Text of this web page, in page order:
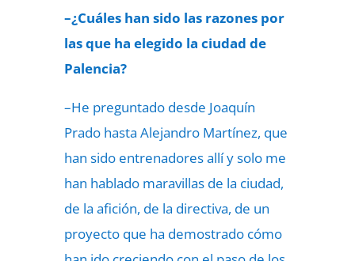
–¿Cuáles han sido las razones por
las que ha elegido la ciudad de
Palencia?
–He preguntado desde Joaquín
Prado hasta Alejandro Martínez, que
han sido entrenadores allí y solo me
han hablado maravillas de la ciudad,
de la afición, de la directiva, de un
proyecto que ha demostrado cómo